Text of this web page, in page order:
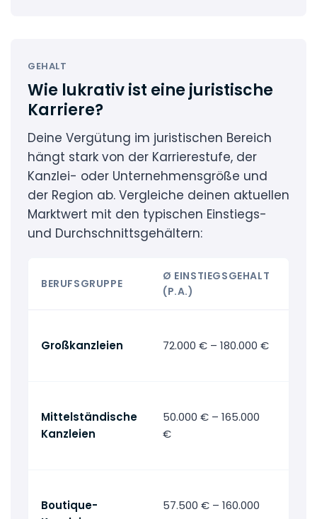
GEHALT
Wie lukrativ ist eine juristische
Karriere?
Deine Vergütung im juristischen Bereich
hängt stark von der Karrierestufe, der
Kanzlei- oder Unternehmensgröße und
der Region ab. Vergleiche deinen aktuellen
Marktwert mit den typischen Einstiegs-
und Durchschnittsgehältern:
BERUFSGRUPPE
Ø EINSTIEGSGEHALT
(P.A.)
Großkanzleien 72.000 € – 180.000 €
Mittelständische
Kanzleien
50.000 € – 165.000
€
Boutique-
57.500 € – 160.000